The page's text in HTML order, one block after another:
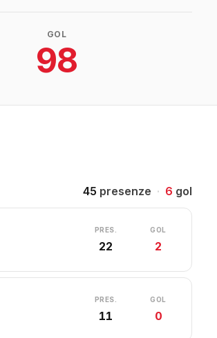
GOL
98
45 presenze · 6 gol
PRES.
22
GOL
2
PRES.
11
GOL
0